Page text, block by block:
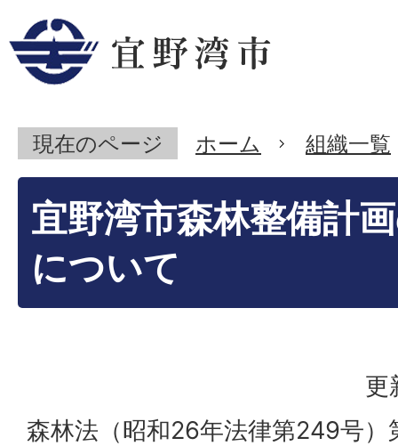
現在のページ ホーム 組織一覧
宜野湾市森林整備計
について
更
森林法（昭和26年法律第249号）